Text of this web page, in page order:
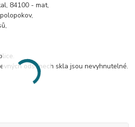
84100 - mat,
odstínech skla jsou nevyhnutelné.